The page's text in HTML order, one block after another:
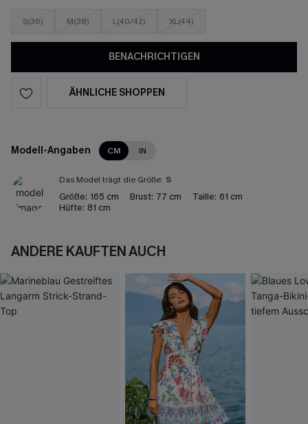
S(36) M(38) L(40/42) XL(44)
BENACHRICHTIGEN
ÄHNLICHE SHOPPEN
Modell-Angaben CM IN
Das Model trägt die Größe: S
Größe: 165 cm Brust: 77 cm Taille: 61 cm
Hüfte: 81 cm
ANDERE KAUFTEN AUCH